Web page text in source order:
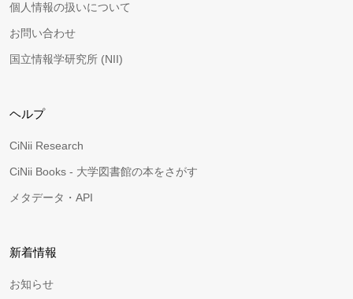
個人情報の扱いについて
お問い合わせ
国立情報学研究所 (NII)
ヘルプ
CiNii Research
CiNii Books - 大学図書館の本をさがす
メタデータ・API
新着情報
お知らせ